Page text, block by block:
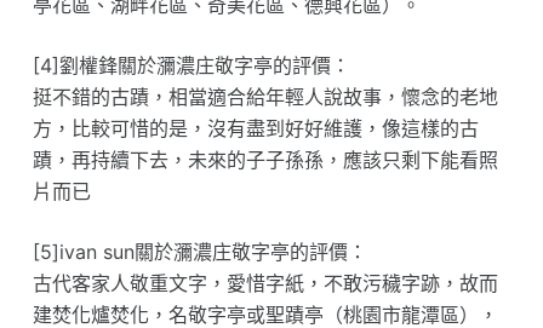
[4]劉權鋒關於瀰濃庄敬字亭的評價：
挺不錯的古蹟，相當適合給年輕人說故事，懷念的老地
方，比較可惜的是，沒有盡到好好維護，像這樣的古
蹟，再持續下去，未來的子子孫孫，應該只剩下能看照
片而已
[5]ivan sun關於瀰濃庄敬字亭的評價：
古代客家人敬重文字，愛惜字紙，不敢污穢字跡，故而
建焚化爐焚化，名敬字亭或聖蹟亭（桃園市龍潭區），